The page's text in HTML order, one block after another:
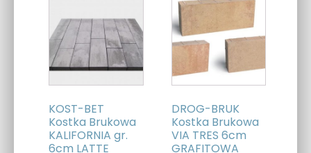
KOST-BET
Kostka Brukowa
KALIFORNIA gr.
6cm LATTE
DROG-BRUK
Kostka Brukowa
VIA TRES 6cm
GRAFITOWA